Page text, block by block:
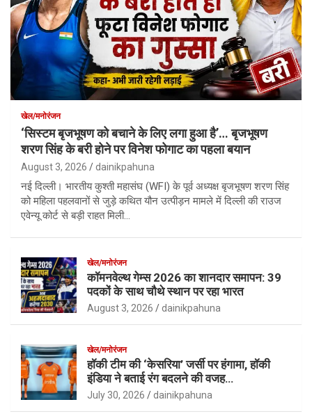
खेल/मनोरंजन
‘सिस्टम बृजभूषण को बचाने के लिए लगा हुआ है’… बृजभूषण
शरण सिंह के बरी होने पर विनेश फोगाट का पहला बयान
August 3, 2026 dainikpahuna
नई दिल्ली। भारतीय कुश्ती महासंघ (WFI) के पूर्व अध्यक्ष बृजभूषण शरण सिंह
को महिला पहलवानों से जुड़े कथित यौन उत्पीड़न मामले में दिल्ली की राउज
एवेन्यू कोर्ट से बड़ी राहत मिली…
खेल/मनोरंजन
कॉमनवेल्थ गेम्स 2026 का शानदार समापन: 39
पदकों के साथ चौथे स्थान पर रहा भारत
August 3, 2026 dainikpahuna
खेल/मनोरंजन
हॉकी टीम की ‘केसरिया’ जर्सी पर हंगामा, हॉकी
इंडिया ने बताई रंग बदलने की वजह…
July 30, 2026 dainikpahuna